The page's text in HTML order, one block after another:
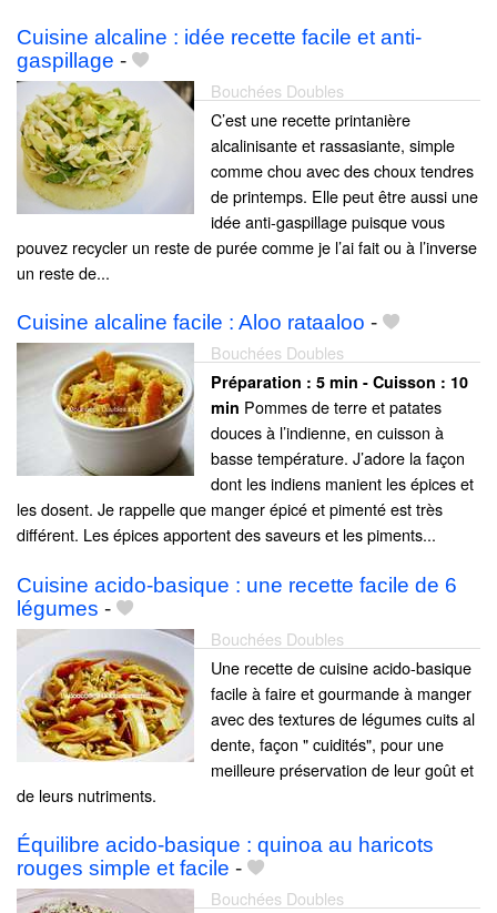
Cuisine alcaline : idée recette facile et anti-
gaspillage -
Bouchées Doubles
C’est une recette printanière
alcalinisante et rassasiante, simple
comme chou avec des choux tendres
de printemps. Elle peut être aussi une
idée anti-gaspillage puisque vous
pouvez recycler un reste de purée comme je l’ai fait ou à l’inverse
un reste de...
Cuisine alcaline facile : Aloo rataaloo -
Bouchées Doubles
Préparation : 5 min - Cuisson : 10
min Pommes de terre et patates
douces à l’indienne, en cuisson à
basse température. J’adore la façon
dont les indiens manient les épices et
les dosent. Je rappelle que manger épicé et pimenté est très
différent. Les épices apportent des saveurs et les piments...
Cuisine acido-basique : une recette facile de 6
légumes -
Bouchées Doubles
Une recette de cuisine acido-basique
facile à faire et gourmande à manger
avec des textures de légumes cuits al
dente, façon " cuidités", pour une
meilleure préservation de leur goût et
de leurs nutriments.
Équilibre acido-basique : quinoa au haricots
rouges simple et facile -
Bouchées Doubles